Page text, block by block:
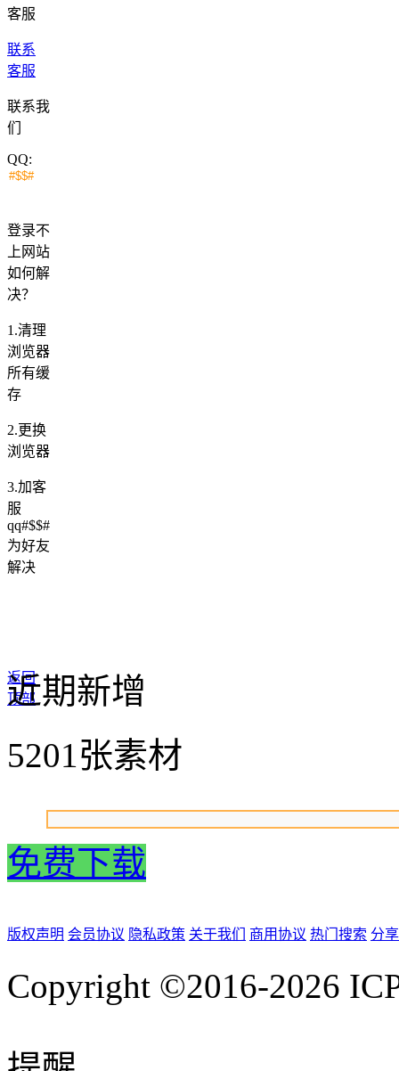
客服
联系
客服
联系我
们
QQ:
登录不
上网站
如何解
决？
1.清理
浏览器
所有缓
存
2.更换
浏览器
3.加客
服
qq#$$#
为好友
解决
返回
顶部
近期新增
5201张素材
免费下载
版权声明 会员协议 隐私政策 关于我们 商用协议 热门搜索 分
Copyright ©2016-2026